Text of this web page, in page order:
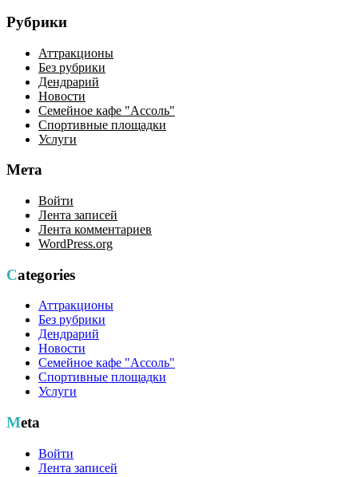
Рубрики
Аттракционы
Без рубрики
Дендрарий
Новости
Семейное кафе "Ассоль"
Спортивные площадки
Услуги
Мета
Войти
Лента записей
Лента комментариев
WordPress.org
Categories
Аттракционы
Без рубрики
Дендрарий
Новости
Семейное кафе "Ассоль"
Спортивные площадки
Услуги
Meta
Войти
Лента записей